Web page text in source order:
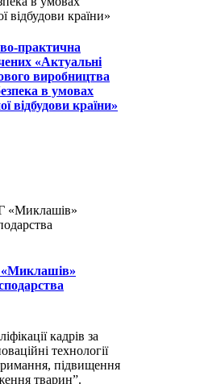
практична
«Актуальні
виробництва
в умовах
відбудови країни»
«Миклашів»